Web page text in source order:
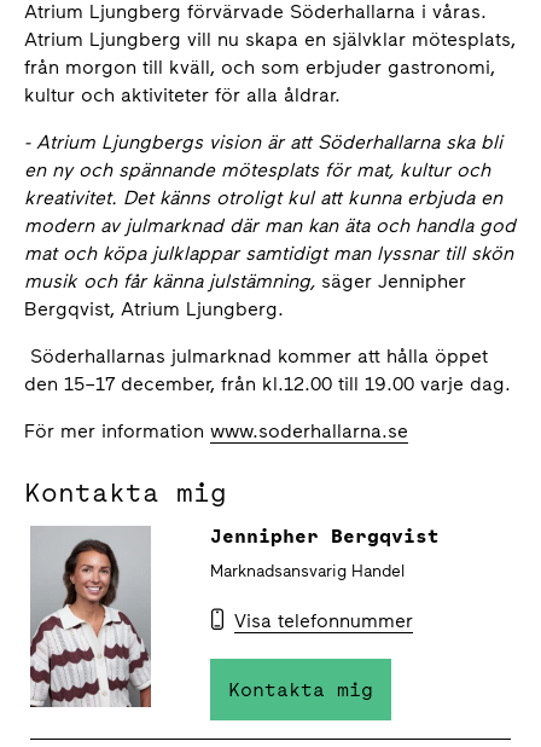
Atrium Ljungberg förvärvade Söderhallarna i våras.
Atrium Ljungberg vill nu skapa en självklar mötesplats,
från morgon till kväll, och som erbjuder gastronomi,
kultur och aktiviteter för alla åldrar.
- Atrium Ljungbergs vision är att Söderhallarna ska bli
en ny och spännande mötesplats för mat, kultur och
kreativitet. Det känns otroligt kul att kunna erbjuda en
modern av julmarknad där man kan äta och handla god
mat och köpa julklappar samtidigt man lyssnar till skön
musik och får känna julstämning, säger Jennipher
Bergqvist, Atrium Ljungberg.
Söderhallarnas julmarknad kommer att hålla öppet
den 15–17 december, från kl.12.00 till 19.00 varje dag.
För mer information www.soderhallarna.se
Kontakta mig
Jennipher Bergqvist
Marknadsansvarig Handel
Visa telefonnummer
Kontakta mig